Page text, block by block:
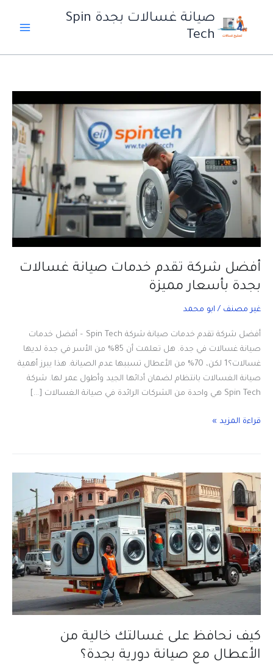
صيانة غسالات بجدة Spin
Tech
أفضل شركة تقدم خدمات صيانة غسالات
بجدة بأسعار مميزة
غير مصنف / ابو محمد
أفضل شركة تقدم خدمات صيانة شركة Spin Tech – أفضل خدمات
صيانة غسالات في جدة. هل تعلمت أن 85% من الأسر في جدة لديها
غسالات؟1 لكن، 70% من الأعطال تسببها عدم الصيانة. هذا يبرز أهمية
صيانة الغسالات بانتظام لضمان أدائها الجيد وأطول عمر لها. شركة
Spin Tech هي واحدة من الشركات الرائدة في صيانة الغسالات […]
أفضل
صيانة
غسالات
بجدة
بأسعار
مميزة
قراءة المزيد »
كيف نحافظ على غسالتك خالية من
الأعطال مع صيانة دورية بجدة؟